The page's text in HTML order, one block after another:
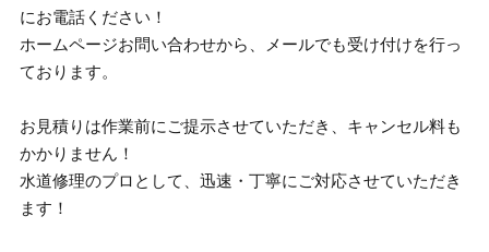
にお電話ください！
ホームページお問い合わせから、メールでも受け付けを行っ
ております。
お見積りは作業前にご提示させていただき、キャンセル料も
かかりません！
水道修理のプロとして、迅速・丁寧にご対応させていただき
ます！